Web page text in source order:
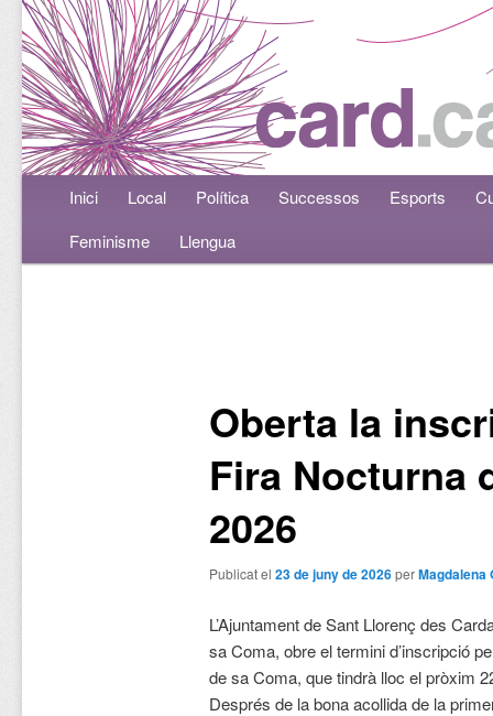
Menú principalAneu al contingut principal
Aneu al contingut secundari
Inici Local Política Successos Esports
Feminisme
Llengua
Oberta la
Fira Nocturna
2026
Publicat el 23 de juny de 2026perMagdalena
L’Ajuntament de Sant Llorenç des
sa Coma, obre el termini d’inscripció
de sa Coma, que tindrà lloc el pròxim
Després de la bona acollida de la